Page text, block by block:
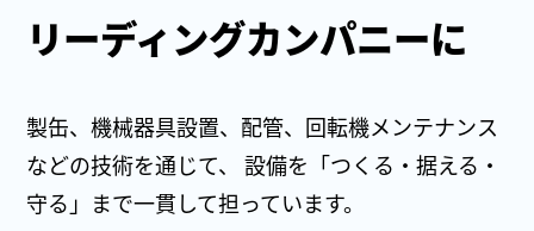
リーディングカンパニーに
製缶、機械器具設置、配管、回転機メンテナンス
などの技術を通じて、 設備を「つくる・据える・
守る」まで一貫して担っています。